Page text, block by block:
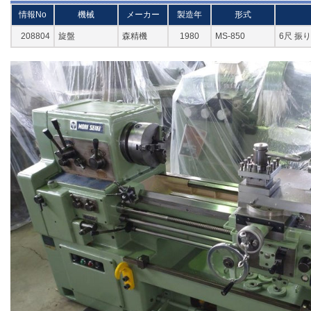
情報No 機械 メーカー 製造年 形式
208804 旋盤 森精機 1980 MS-850 6尺 振